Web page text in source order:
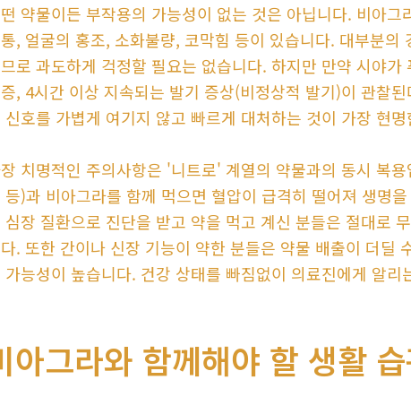
약물이든 부작용의 가능성이 없는 것은 아닙니다. 비아
, 얼굴의 홍조, 소화불량, 코막힘 등이 있습니다. 대부분
로 과도하게 걱정할 필요는 없습니다. 하지만 만약 시야
, 4시간 이상 지속되는 발기 증상(비정상적 발기)이 관찰
신호를 가볍게 여기지 않고 빠르게 대처하는 것이 가장 현
치명적인 주의사항은 '니트로' 계열의 약물과의 동시 복
등)과 비아그라를 함께 먹으면 혈압이 급격히 떨어져 생명
심장 질환으로 진단을 받고 약을 먹고 계신 분들은 절대로
. 또한 간이나 신장 기능이 약한 분들은 약물 배출이 더딜
가능성이 높습니다. 건강 상태를 빠짐없이 의료진에게 알
아그라와 함께해야 할 생활